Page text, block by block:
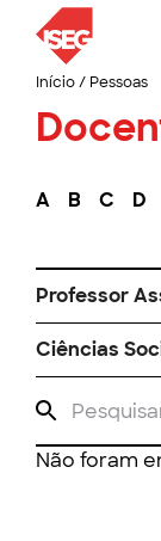
Início/ Pessoas
A B C D
Professor
Ciências
Não foram